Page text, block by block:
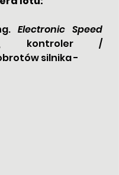
Electronic Speed
kontroler /
silnika -